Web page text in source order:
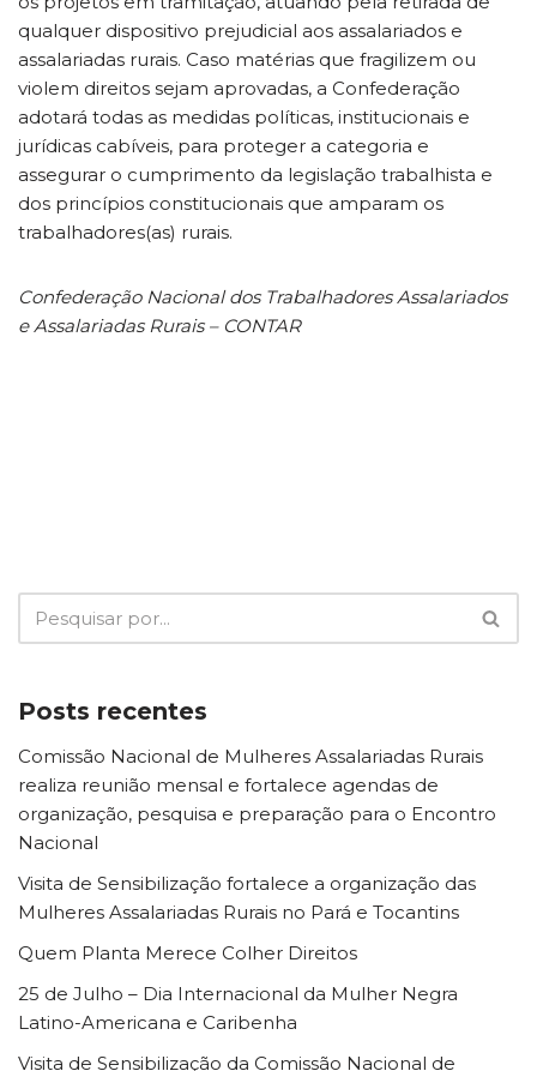
qualquer dispositivo prejudicial aos assalariados e
assalariadas rurais. Caso matérias que fragilizem ou
violem direitos sejam aprovadas, a Confederação
adotará todas as medidas políticas, institucionais e
jurídicas cabíveis, para proteger a categoria e
assegurar o cumprimento da legislação trabalhista e
dos princípios constitucionais que amparam os
trabalhadores(as) rurais.
Confederação Nacional dos Trabalhadores Assalariados
e Assalariadas Rurais – CONTAR
Posts recentes
Comissão Nacional de Mulheres Assalariadas Rurais
realiza reunião mensal e fortalece agendas de
organização, pesquisa e preparação para o Encontro
Nacional
Visita de Sensibilização fortalece a organização das
Mulheres Assalariadas Rurais no Pará e Tocantins
Quem Planta Merece Colher Direitos
25 de Julho – Dia Internacional da Mulher Negra
Latino-Americana e Caribenha
Visita de Sensibilização da Comissão Nacional de